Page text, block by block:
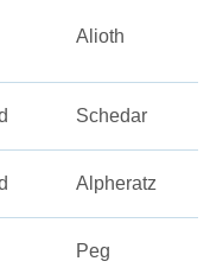
Alioth
Schedar
Alpheratz
Peg